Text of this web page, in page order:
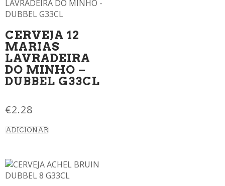
CERVEJA 12
MARIAS
LAVRADEIRA
DO MINHO –
DUBBEL G33CL
€2.28
ADICIONAR